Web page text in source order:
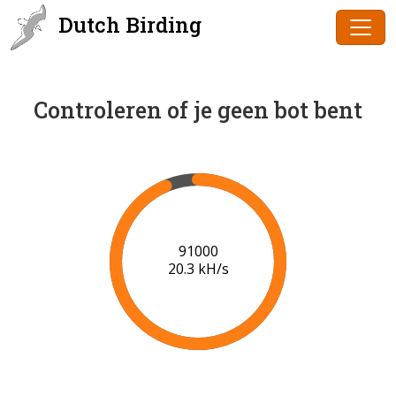
Dutch Birding
Controleren of je geen bot bent
91000
20.3 kH/s